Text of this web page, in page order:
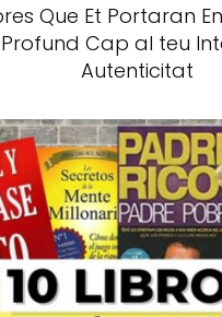
Que Et Portaran
Profund Cap al teu
Autenticitat